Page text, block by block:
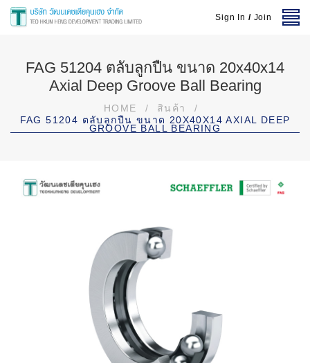
Sign In / Join
FAG 51204 ตลับลูกปืน ขนาด 20x40x14
Axial Deep Groove Ball Bearing
HOME / สินค้า
/
FAG 51204 ตลับลูกปืน ขนาด 20X40X14 AXIAL DEEP
GROOVE BALL BEARING